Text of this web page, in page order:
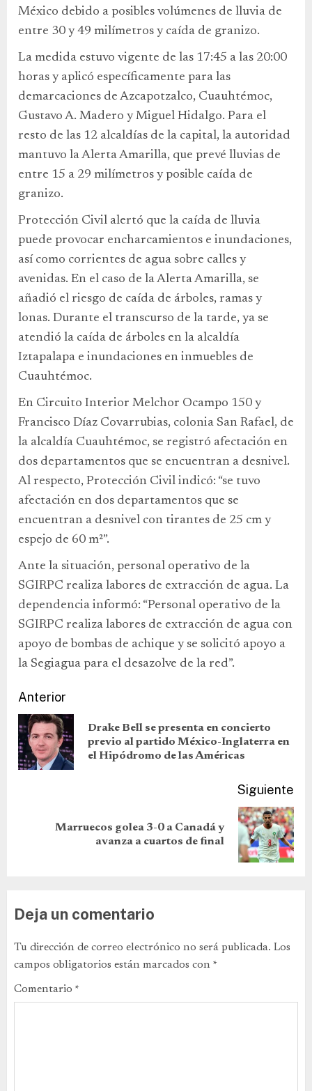
México debido a posibles volúmenes de lluvia de
entre 30 y 49 milímetros y caída de granizo.
La medida estuvo vigente de las 17:45 a las 20:00
horas y aplicó específicamente para las
demarcaciones de Azcapotzalco, Cuauhtémoc,
Gustavo A. Madero y Miguel Hidalgo. Para el
resto de las 12 alcaldías de la capital, la autoridad
mantuvo la Alerta Amarilla, que prevé lluvias de
entre 15 a 29 milímetros y posible caída de
granizo.
Protección Civil alertó que la caída de lluvia
puede provocar encharcamientos e inundaciones,
así como corrientes de agua sobre calles y
avenidas. En el caso de la Alerta Amarilla, se
añadió el riesgo de caída de árboles, ramas y
lonas. Durante el transcurso de la tarde, ya se
atendió la caída de árboles en la alcaldía
Iztapalapa e inundaciones en inmuebles de
Cuauhtémoc.
En Circuito Interior Melchor Ocampo 150 y
Francisco Díaz Covarrubias, colonia San Rafael, de
la alcaldía Cuauhtémoc, se registró afectación en
dos departamentos que se encuentran a desnivel.
Al respecto, Protección Civil indicó: “se tuvo
afectación en dos departamentos que se
encuentran a desnivel con tirantes de 25 cm y
espejo de 60 m²”.
Ante la situación, personal operativo de la
SGIRPC realiza labores de extracción de agua. La
dependencia informó: “Personal operativo de la
SGIRPC realiza labores de extracción de agua con
apoyo de bombas de achique y se solicitó apoyo a
la Segiagua para el desazolve de la red”.
Anterior
Drake Bell se presenta en concierto
previo al partido México-Inglaterra en
el Hipódromo de las Américas
Siguiente
Marruecos golea 3-0 a Canadá y
avanza a cuartos de final
Deja un comentario
Tu dirección de correo electrónico no será publicada. Los
campos obligatorios están marcados con *
Comentario *